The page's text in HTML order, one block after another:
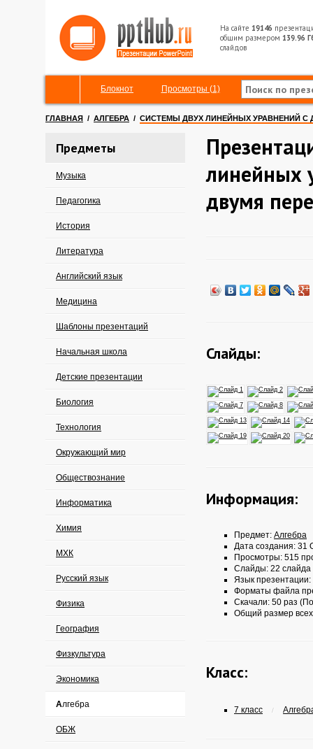
На сайте 19146
общим размером 139.96
слайдов
Блокнот Просмотры (1)
ГЛАВНАЯ / АЛГЕБРА / СИСТЕМЫ ДВУХ ЛИНЕЙНЫХ УРАВНЕНИЙ С
Предметы
Музыка
Педагогика
История
Литература
Английский язык
Медицина
Шаблоны презентаций
Начальная школа
Детские презентации
Биология
Технология
Окружающий мир
Обществознание
Информатика
Химия
МХК
Русский язык
Физика
География
Физкультура
Экономика
Алгебра
ОБЖ
линейных
двумя
Слайды:
Информация:
Предмет: Алгебра
Дата создания: 31
Просмотры: 515
Слайды: 22 слайда
Язык презентации:
Форматы файла
Скачали: 50 раз
Общий размер
Класс:
7 класс /